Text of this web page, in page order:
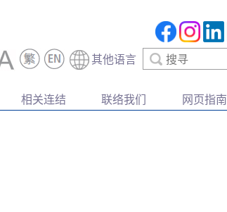
其他语言
寻
相关连结 联络我们 网页指南